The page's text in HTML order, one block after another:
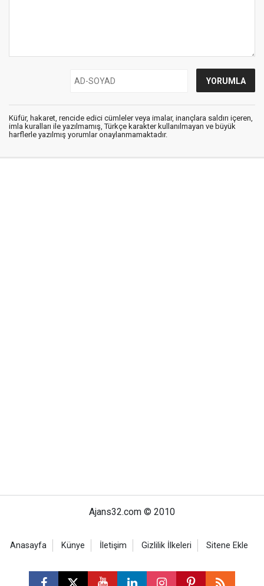
Küfür, hakaret, rencide edici cümleler veya imalar, inançlara saldırı içeren,
imla kuralları ile yazılmamış, Türkçe karakter kullanılmayan ve büyük
harflerle yazılmış yorumlar onaylanmamaktadır.
Ajans32.com © 2010
Anasayfa Künye İletişim Gizlilik İlkeleri Sitene Ekle